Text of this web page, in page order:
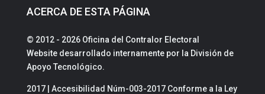
ACERCA DE ESTA PÁGINA
© 2012 - 2026 Oficina del Contralor Electoral
Website desarrollado internamente por la División de
Apoyo Tecnológico.
2017 | Accesibilidad Núm-003-2017 Conforme a la Ley